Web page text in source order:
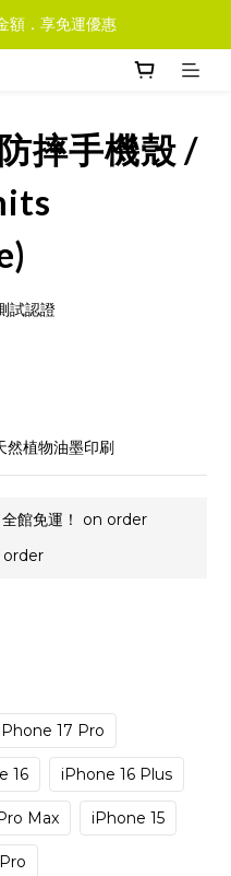
額．享免運優惠
摔手機殼 /
試認證
植物油墨印刷
全館免運！ on order
order
17 Pro
16 iPhone 16 Plus
Max iPhone 15